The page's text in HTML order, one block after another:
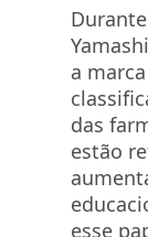
a
das
estão
esse